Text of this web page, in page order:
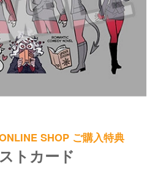
SHOP ご購入特典
トカード